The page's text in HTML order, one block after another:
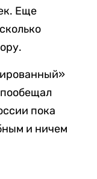
Еще
пока
и ничем